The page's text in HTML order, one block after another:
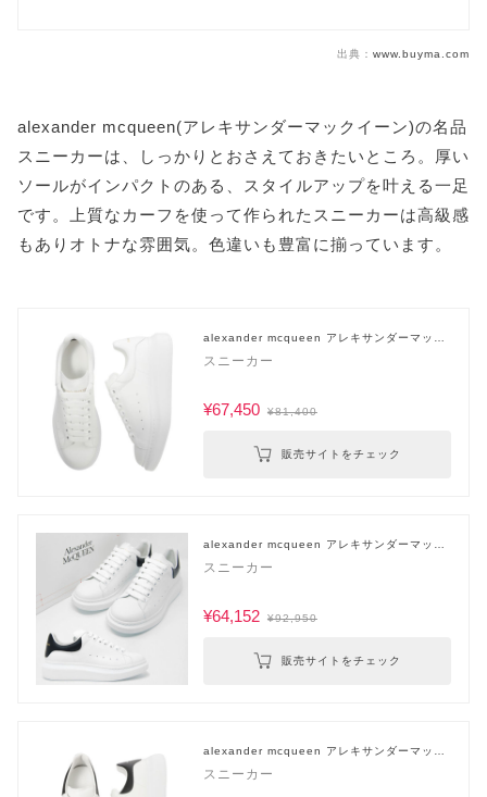
出典： www.buyma.com
alexander mcqueen(アレキサンダーマックイーン)の名品
スニーカーは、しっかりとおさえておきたいところ。厚い
ソールがインパクトのある、スタイルアップを叶える一足
です。上質なカーフを使って作られたスニーカーは高級感
もありオトナな雰囲気。色違いも豊富に揃っています。
alexander mcqueen アレキサンダーマック
スニーカー
¥67,450 ¥81,400
販売サイトをチェック
alexander mcqueen アレキサンダーマック
スニーカー
¥64,152 ¥92,950
販売サイトをチェック
alexander mcqueen アレキサンダーマック
スニーカー